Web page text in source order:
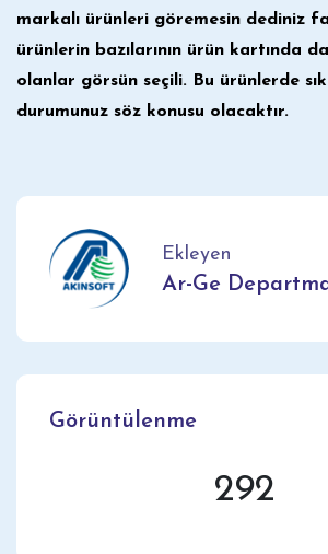
markalı ürünleri göremesin dediniz
ürünlerin bazılarının ürün kartında
olanlar görsün seçili. Bu ürünlerde
durumunuz söz konusu olacaktır.
Ekleyen
Ar-Ge
Görüntülenme
292